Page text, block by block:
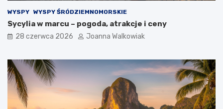
WYSPY WYSPY ŚRÓDZIEMNOMORSKIE
Sycylia w marcu – pogoda, atrakcje i ceny
28 czerwca 2026 Joanna Walkowiak